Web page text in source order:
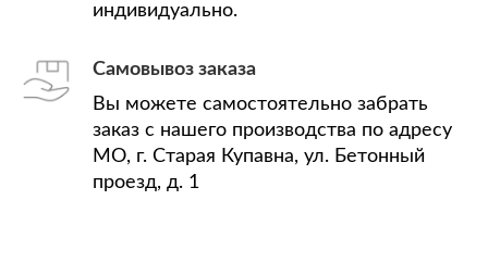
индивидуально.
Самовывоз заказа
Вы можете самостоятельно забрать
заказ с нашего производства по адресу
МО, г. Старая Купавна, ул. Бетонный
проезд, д. 1